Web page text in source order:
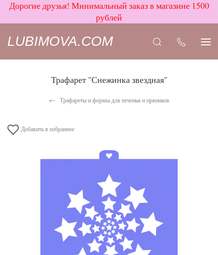
Дорогие друзья! Минимальный заказ в магазине 1500
рублей
LUBIMOVA.COM
Трафарет "Снежинка звездная"
Трафареты и формы для печенья и пряников
Добавить в избранное